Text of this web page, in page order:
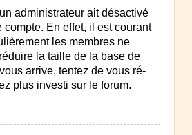
administrateur ait désactivé
compte. En effet, il est courant
les membres ne
la taille de la base de
arrive, tentez de vous ré-
plus investi sur le forum.